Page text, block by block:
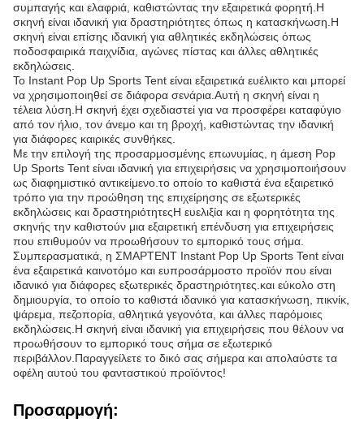
συμπαγής και ελαφριά, καθιστώντας την εξαιρετικά φορητή.Η
σκηνή είναι ιδανική για δραστηριότητες όπως η κατασκήνωση.Η
σκηνή είναι επίσης ιδανική για αθλητικές εκδηλώσεις όπως
ποδοσφαιρικά παιχνίδια, αγώνες πίστας και άλλες αθλητικές
εκδηλώσεις.
Το Instant Pop Up Sports Tent είναι εξαιρετικά ευέλικτο και μπορεί
να χρησιμοποιηθεί σε διάφορα σενάρια.Αυτή η σκηνή είναι η
τέλεια λύση.Η σκηνή έχει σχεδιαστεί για να προσφέρει καταφύγιο
από τον ήλιο, τον άνεμο και τη βροχή, καθιστώντας την ιδανική
για διάφορες καιρικές συνθήκες.
Με την επιλογή της προσαρμοσμένης επωνυμίας, η άμεση Pop
Up Sports Tent είναι ιδανική για επιχειρήσεις να χρησιμοποιήσουν
ως διαφημιστικό αντικείμενο.το οποίο το καθιστά ένα εξαιρετικό
τρόπο για την προώθηση της επιχείρησης σε εξωτερικές
εκδηλώσεις και δραστηριότητεςΗ ευελιξία και η φορητότητα της
σκηνής την καθιστούν μια εξαιρετική επένδυση για επιχειρήσεις
που επιθυμούν να προωθήσουν το εμπορικό τους σήμα.
Συμπερασματικά, η ΣΜΑΡΤΕΝΤ Instant Pop Up Sports Tent είναι
ένα εξαιρετικά καινοτόμο και ευπροσάρμοστο προϊόν που είναι
ιδανικό για διάφορες εξωτερικές δραστηριότητες.και εύκολο στη
δημιουργία, το οποίο το καθιστά ιδανικό για κατασκήνωση, πικνίκ,
ψάρεμα, πεζοπορία, αθλητικά γεγονότα, και άλλες παρόμοιες
εκδηλώσεις.Η σκηνή είναι ιδανική για επιχειρήσεις που θέλουν να
προωθήσουν το εμπορικό τους σήμα σε εξωτερικό
περιβάλλον.Παραγγείλετε το δικό σας σήμερα και απολαύστε τα
οφέλη αυτού του φανταστικού προϊόντος!
Προσαρμογή: